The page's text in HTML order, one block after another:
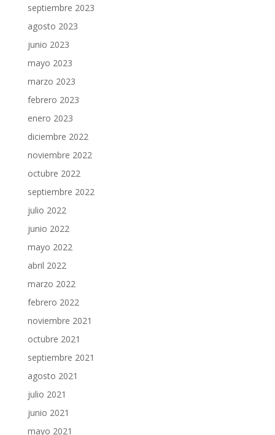
septiembre 2023
agosto 2023
junio 2023
mayo 2023
marzo 2023
febrero 2023
enero 2023
diciembre 2022
noviembre 2022
octubre 2022
septiembre 2022
julio 2022
junio 2022
mayo 2022
abril 2022
marzo 2022
febrero 2022
noviembre 2021
octubre 2021
septiembre 2021
agosto 2021
julio 2021
junio 2021
mayo 2021